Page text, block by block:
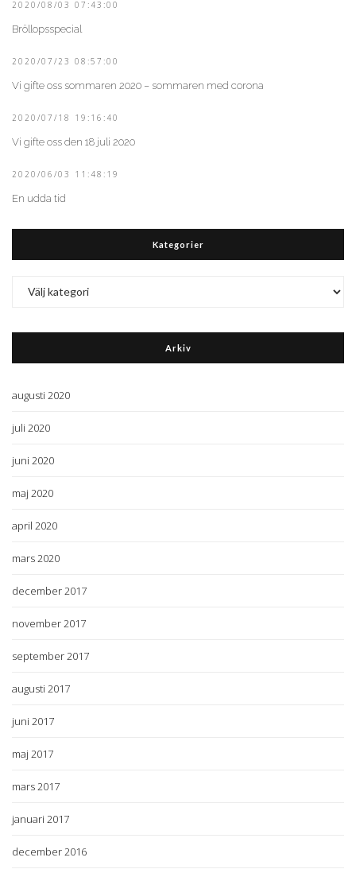
2020/08/03 07:43:00
Bröllopsspecial
2020/07/23 08:57:00
Vi gifte oss sommaren 2020 – sommaren med corona
2020/07/18 19:16:40
Vi gifte oss den 18 juli 2020
2020/06/03 11:48:19
En udda tid
Kategorier
Arkiv
augusti 2020
juli 2020
juni 2020
maj 2020
april 2020
mars 2020
december 2017
november 2017
september 2017
augusti 2017
juni 2017
maj 2017
mars 2017
januari 2017
december 2016